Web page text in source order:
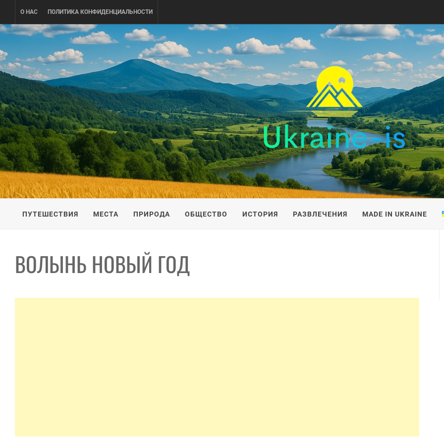
content
О НАС ПОЛИТИКА КОНФИДЕНЦИАЛЬНОСТИ
UKRAINE-IS
ПУТЕШЕСТВИЕ ПО УКРАИНЕ
ПУТЕШЕСТВИЯ МЕСТА ПРИРОДА ОБЩЕСТВО ИСТОРИЯ РАЗВЛЕЧЕНИЯ MADE IN UKRAINE
ВОЛЫНЬ НОВЫЙ ГОД